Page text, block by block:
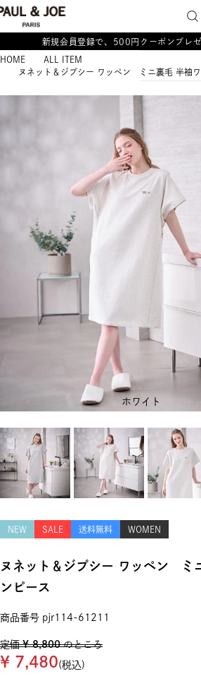
新規会員登録で、500円クーポンプレ
HOME
ALL ITEM
ヌネット＆ジプシー ワッペン ミニ裏毛 半袖ワ
ホワイト
NEW SALE 送料無料 WOMEN
ヌネット＆ジプシー ワッペン ミ
ンピース
商品番号 pjr114-61211
定価 ¥ 8,800 のところ
¥ 7,480 税込